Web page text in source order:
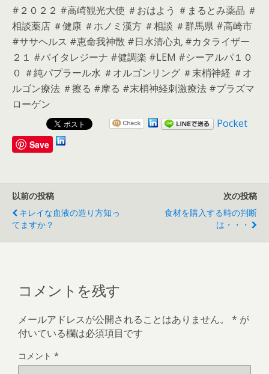
#２０２２ #高崎観光大使 ＃おはよう ＃まるとみ薬品 ＃
相談薬店 ＃健康 ＃ホノミ漢方 ＃相談 ＃群馬県 #高崎市
#ササヘルス #恵命我神散 #日水清心丸 #カタライザー
２１ #バイタレジーナ #健調楽 #LEM #シーアルパ１０
０ ＃純パプラール水 ＃オルゴンリング ＃末梢神経 ＃オ
ルゴン療法 ＃擦る #摩る #末梢神経刺激療法 #プラズマ
ローゲン
Pocket
Save
以前の投稿
キレイな血液の造り方知っ
てますか？
次の投稿
食材を購入する時の判断
は・・・
コメントを残す
メールアドレスが公開されることはありません。 * が
付いている欄は必須項目です
コメント *